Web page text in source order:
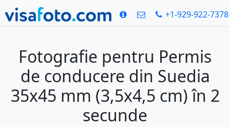
+1-929-922-7378
Fotografie pentru Permis
de conducere din Suedia
35x45 mm (3,5x4,5 cm) în 2
secunde